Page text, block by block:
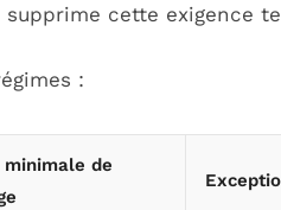
cette exigence
:
minimale de